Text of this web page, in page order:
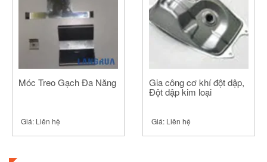
Móc Treo Gạch Đa Năng
Giá: Liên hệ
Gia công cơ khí đột dập,
Đột dập kim loại
Giá: Liên hệ